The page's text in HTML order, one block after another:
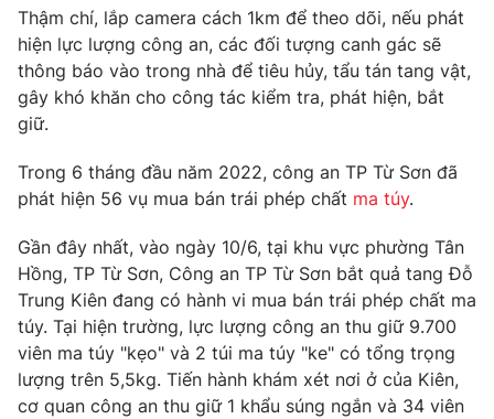
Phim VTV
Hậu trường
Nhân vật
Giải sao mai
Giải trí
Điện ảnh
Âm nhạc
Sao
Đời sống
Du lịch
Làm đẹp
Tuyển sinh
Học trực tuyến
Hitech Công nghệ tương lai
Sản phẩm
Thị trường
Tư vấn
Giao lưu trực tuyến
Lịch phát sóng
Thậm chí, lắp camera cách 1km để theo dõi, nếu phát
hiện lực lượng công an, các đối tượng canh gác sẽ
thông báo vào trong nhà để tiêu hủy, tẩu tán tang vật,
gây khó khăn cho công tác kiểm tra, phát hiện, bắt
giữ.
Trong 6 tháng đầu năm 2022, công an TP Từ Sơn đã
phát hiện 56 vụ mua bán trái phép chất ma túy.
Gần đây nhất, vào ngày 10/6, tại khu vực phường Tân
Hồng, TP Từ Sơn, Công an TP Từ Sơn bắt quả tang Đỗ
Trung Kiên đang có hành vi mua bán trái phép chất ma
túy. Tại hiện trường, lực lượng công an thu giữ 9.700
viên ma túy "kẹo" và 2 túi ma túy "ke" có tổng trọng
lượng trên 5,5kg. Tiến hành khám xét nơi ở của Kiên,
cơ quan công an thu giữ 1 khẩu súng ngắn và 34 viên